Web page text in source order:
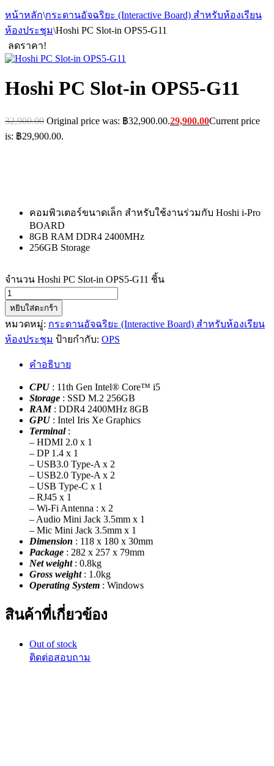
หน้าหลัก\กระดานอัจฉริยะ (Interactive Board) สำหรับห้องเรียน
ห้องประชุม\Hoshi PC Slot-in OPS5-G11
ลดราคา!
Hoshi PC Slot-in OPS5-G11
32,900.00 Original price was: ฿32,900.00.29,900.00Current price
is: ฿29,900.00.
คอมพิวเตอร์ขนาดเล็ก สำหรับใช้งานร่วมกับ Hoshi i-Pro
BOARD
8GB RAM DDR4 2400MHz
256GB Storage
จำนวน Hoshi PC Slot-in OPS5-G11 ชิ้น
หยิบใส่ตะกร้า
หมวดหมู่: กระดานอัจฉริยะ (Interactive Board) สำหรับห้องเรียน
ห้องประชุม ป้ายกำกับ: OPS
คำอธิบาย
CPU: 11th Gen Intel® Core™ i5
Storage : SSD M.2 256GB
RAM: DDR4 2400MHz 8GB
GPU: Intel Iris Xe Graphics
Terminal:
– HDMI 2.0 x 1
– DP 1.4 x 1
– USB3.0 Type-A x 2
– USB2.0 Type-A x 2
– USB Type-C x 1
– RJ45 x 1
– Wi-Fi Antenna : x 2
– Audio Mini Jack 3.5mm x 1
– Mic Mini Jack 3.5mm x 1
Dimension : 118 x 180 x 30mm
Package : 282 x 257 x 79mm
Net weight: 0.8kg
Gross weight: 1.0kg
Operating System : Windows
สินค้าที่เกี่ยวข้อง
Out of stock